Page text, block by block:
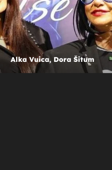
Alka Vuica, Dora Šitum